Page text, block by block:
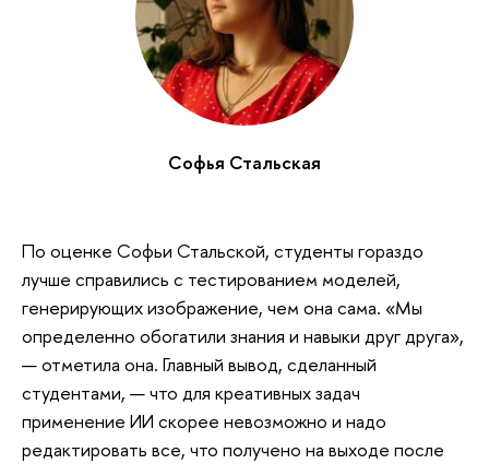
Софья Стальская
По оценке Софьи Стальской, студенты гораздо
лучше справились с тестированием моделей,
генерирующих изображение, чем она сама. «Мы
определенно обогатили знания и навыки друг друга»,
— отметила она. Главный вывод, сделанный
студентами, — что для креативных задач
применение ИИ скорее невозможно и надо
редактировать все, что получено на выходе после